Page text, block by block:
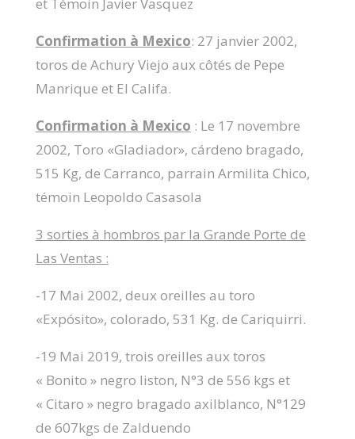
Confirmation à Mexico: 27 janvier 2002,
toros de Achury Viejo aux côtés de Pepe
Manrique et El Califa.
Confirmation à Mexico : Le 17 novembre
2002, Toro «Gladiador», cárdeno bragado,
515 Kg, de Carranco, parrain Armilita Chico,
témoin Leopoldo Casasola
3 sorties à hombros par la Grande Porte de
Las Ventas :
-17 Mai 2002, deux oreilles au toro
«Expósito», colorado, 531 Kg. de Cariquirri.
-19 Mai 2019, trois oreilles aux toros
« Bonito » negro liston, N°3 de 556 kgs et
« Citaro » negro bragado axilblanco, N°129
de 607kgs de Zalduendo